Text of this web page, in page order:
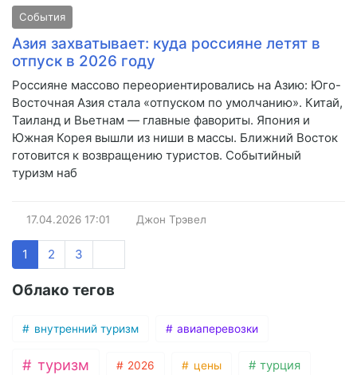
События
Азия захватывает: куда россияне летят в
отпуск в 2026 году
Россияне массово переориентировались на Азию: Юго-
Восточная Азия стала «отпуском по умолчанию». Китай,
Таиланд и Вьетнам — главные фавориты. Япония и
Южная Корея вышли из ниши в массы. Ближний Восток
готовится к возвращению туристов. Событийный
туризм наб
17.04.2026 17:01 Джон Трэвел
1 2 3
Облако тегов
внутренний туризм авиаперевозки
туризм 2026 цены турция